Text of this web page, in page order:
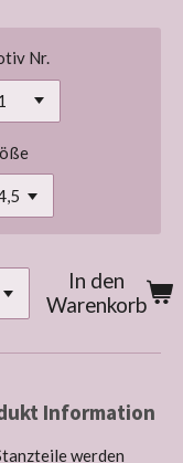
Nr.
In den
Warenkorb
Information
werden